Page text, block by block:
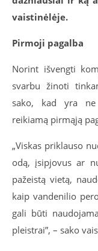
vaistinėlėje.
Pirmoji pagalba
Norint išvengti
svarbu žinoti
sako, kad yra ne
reikiamą pirmąją
„Viskas priklauso
odą, įsipjovus ar
pažeistą vietą,
kaip vandenilio
gali būti
pleistrai”, – sako